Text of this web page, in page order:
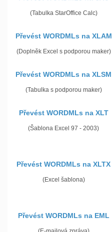
(Tabulka StarOffice Calc)
Převést WORDMLs na XLAM
(Doplněk Excel s podporou maker)
Převést WORDMLs na XLSM
(Tabulka s podporou maker)
Převést WORDMLs na XLT
(Šablona Excel 97 - 2003)
Převést WORDMLs na XLTX
(Excel šablona)
Převést WORDMLs na EML